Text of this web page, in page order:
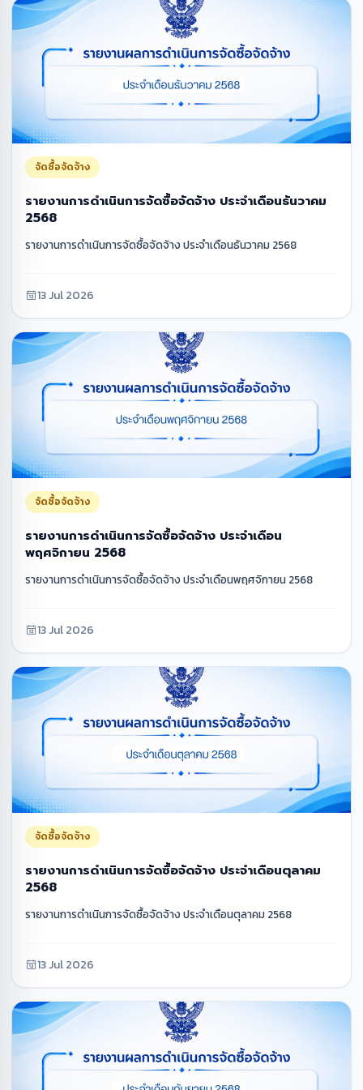
จัดซื้อจัดจ้าง
รายงานการดำเนินการจัดซื้อจัดจ้าง ประจำเดือนธันวาคม
2568
รายงานการดำเนินการจัดซื้อจัดจ้าง ประจำเดือนธันวาคม 2568
13 Jul 2026
จัดซื้อจัดจ้าง
รายงานการดำเนินการจัดซื้อจัดจ้าง ประจำเดือน
พฤศจิกายน 2568
รายงานการดำเนินการจัดซื้อจัดจ้าง ประจำเดือนพฤศจิกายน 2568
13 Jul 2026
จัดซื้อจัดจ้าง
รายงานการดำเนินการจัดซื้อจัดจ้าง ประจำเดือนตุลาคม
2568
รายงานการดำเนินการจัดซื้อจัดจ้าง ประจำเดือนตุลาคม 2568
13 Jul 2026